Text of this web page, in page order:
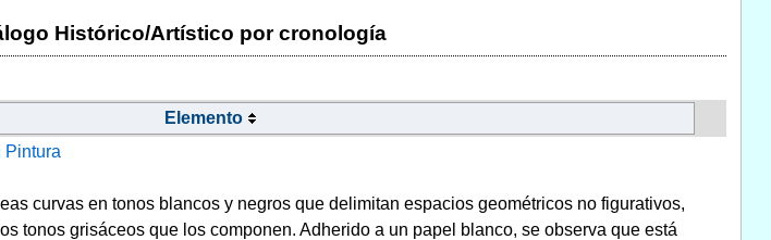
Histórico/Artístico por cronología
Elemento
Pintura
curvas en tonos blancos y negros que delimitan espacios geométricos no figurativos,
tonos grisáceos que los componen. Adherido a un papel blanco, se observa que está